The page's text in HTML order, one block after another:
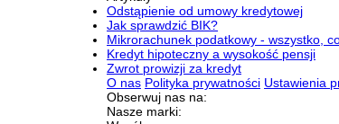
Odstąpienie od umowy kredytowej
Jak sprawdzić BIK?
Mikrorachunek podatkowy - wszystko,
Kredyt hipoteczny a wysokość pensji
Zwrot prowizji za kredyt
O nas Polityka prywatności Ustawienia
Obserwuj nas na:
Nasze marki: